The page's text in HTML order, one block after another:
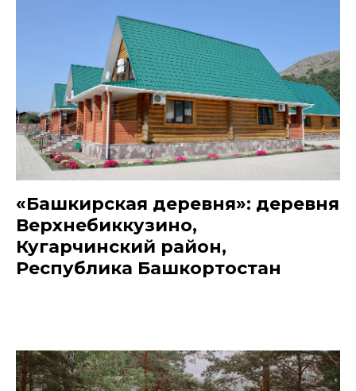
«Башкирская деревня»: деревня
Верхнебиккузино,
Кугарчинский район,
Республика Башкортостан